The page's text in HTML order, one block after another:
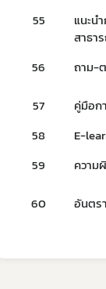
55
แนะน
สาธา
56 ถาม-
57 คู่มือก
58
E-
59
ความ
60 อันตร